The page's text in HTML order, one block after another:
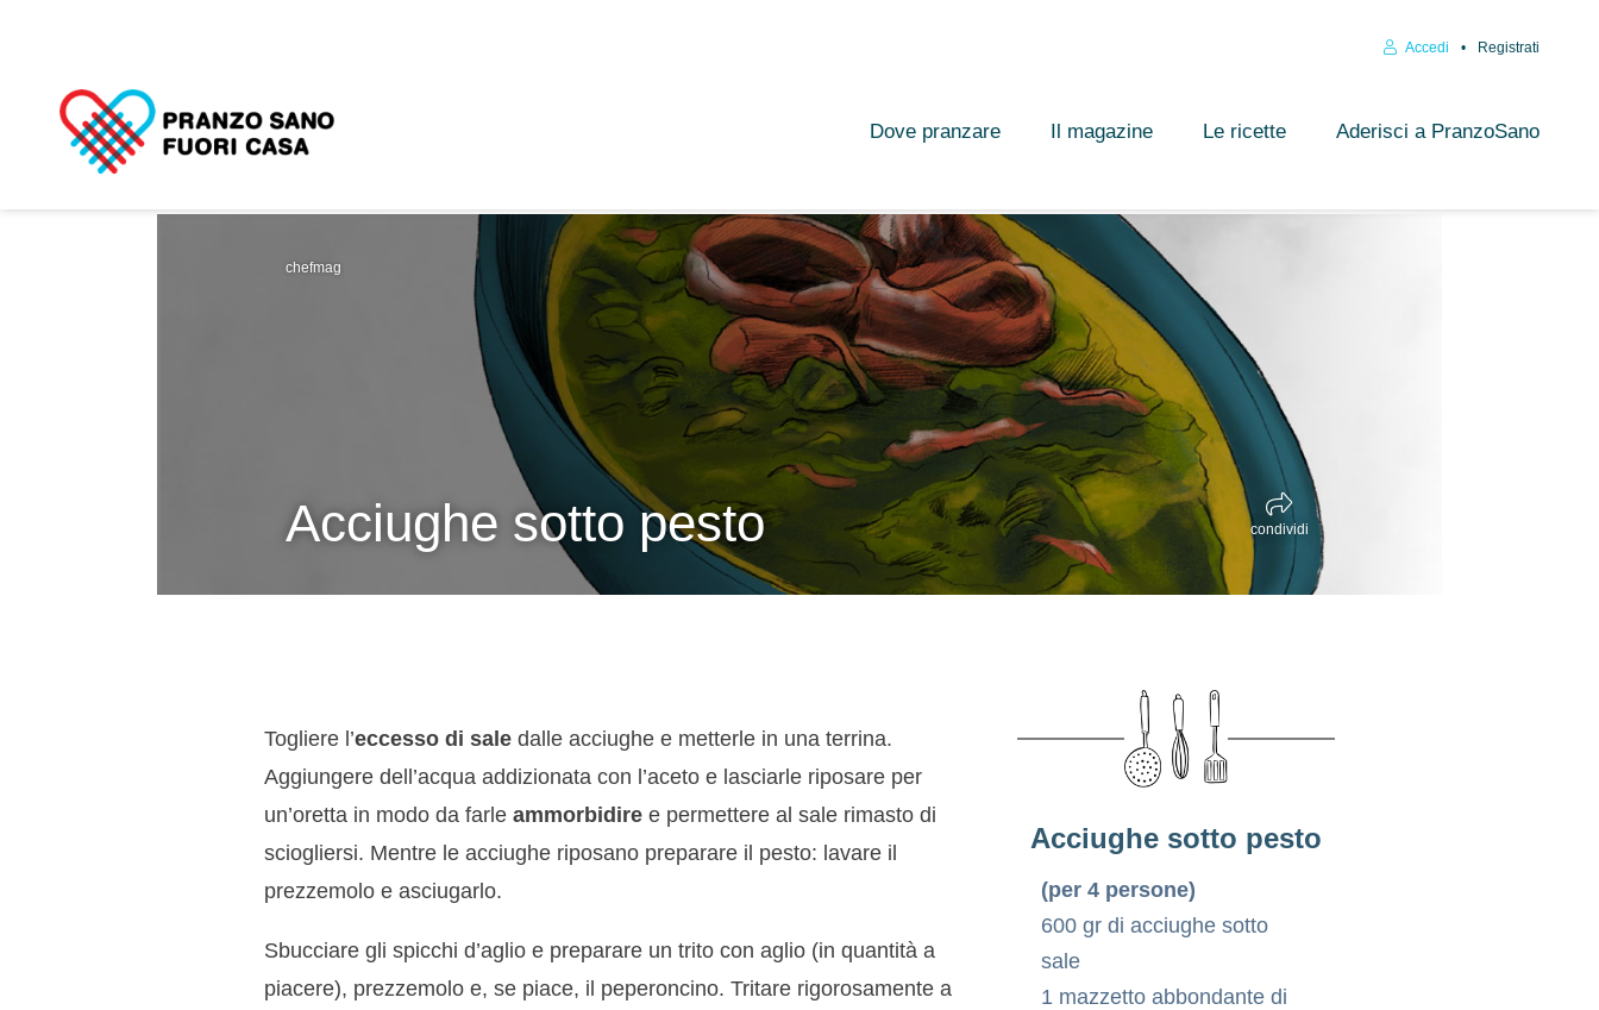
Accedi Registrati
Dove pranzare Il magazine Le ricette Aderisci a PranzoSano
chefmag
Acciughe sotto pesto condividi
Togliere l’eccesso di sale dalle acciughe e metterle in una terrina.
Aggiungere dell’acqua addizionata con l’aceto e lasciarle riposare per
un’oretta in modo da farle ammorbidire e permettere al sale rimasto di
sciogliersi. Mentre le acciughe riposano preparare il pesto: lavare il
prezzemolo e asciugarlo.
Sbucciare gli spicchi d’aglio e preparare un trito con aglio (in quantità a
piacere), prezzemolo e, se piace, il peperoncino. Tritare rigorosamente a
Acciughe sotto pesto
(per 4 persone)
600 gr di acciughe sotto
sale
1 mazzetto abbondante di